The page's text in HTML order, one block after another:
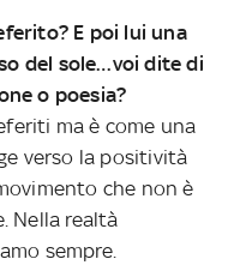
E poi lui una
del sole…voi dite di
o poesia?
ma è come una
verso la positività
che non è
Nella realtà
sempre.